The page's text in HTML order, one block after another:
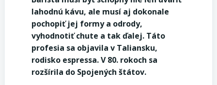
lahodnú kávu, ale musí aj dokonale
pochopiť jej formy a odrody,
vyhodnotiť chute a tak ďalej. Táto
profesia sa objavila v Taliansku,
rodisko espressa. V 80. rokoch sa
rozšírila do Spojených štátov.